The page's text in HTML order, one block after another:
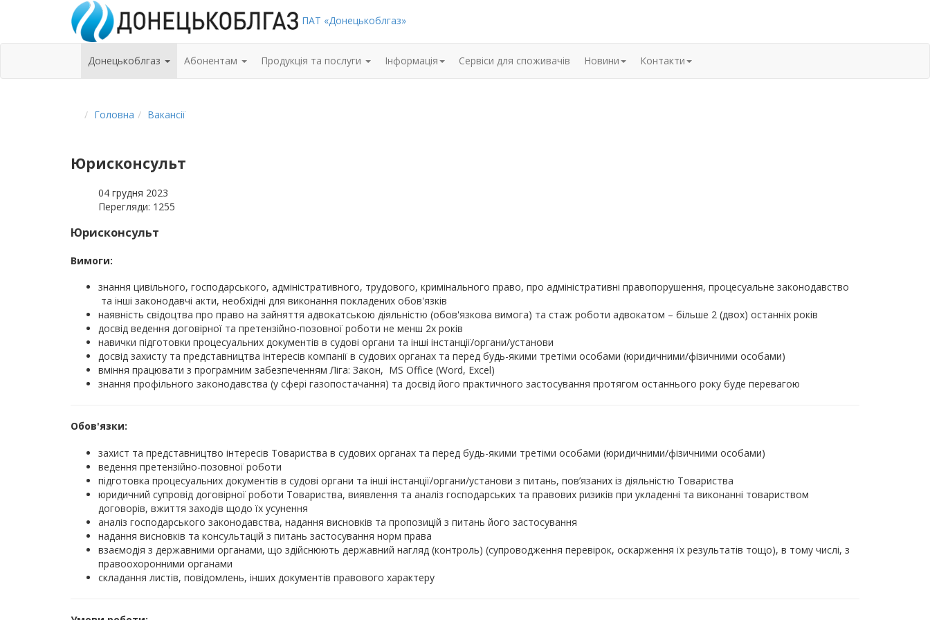
ПАТ «Донецькоблгаз»
Донецькоблгаз Абoнентам Продукція та послуги Інформацiя Сервіси для споживачів Новини Контакти
Головна Вакансiї
Юрисконсульт
04 грудня 2023
Перегляди: 1255
Юрисконсульт
Вимоги:
знання цивільного, господарського, адміністративного, трудового, кримінального право, про адміністративні правопорушення, процесуальне законодавство
та інші законодавчі акти, необхідні для виконання покладених обов'язків
наявність свідоцтва про право на зайняття адвокатською діяльністю (обов'язкова вимога) та стаж роботи адвокатом – більше 2 (двох) останніх років
досвід ведення договірної та претензійно-позовної роботи не менш 2х років
навички підготовки процесуальних документів в судові органи та інші інстанції/органи/установи
досвід захисту та представництва інтересів компанії в судових органах та перед будь-якими третіми особами (юридичними/фізичними особами)
вміння працювати з програмним забезпеченням Ліга: Закон, MS Office (Word, Excel)
знання профільного законодавства (у сфері газопостачання) та досвід його практичного застосування протягом останнього року буде перевагою
Обов'язки:
захист та представництво інтересів Товариства в судових органах та перед будь-якими третіми особами (юридичними/фізичними особами)
ведення претензійно-позовної роботи
підготовка процесуальних документів в судові органи та інші інстанції/органи/установи з питань, пов’язаних із діяльністю Товариства
юридичний супровід договірної роботи Товариства, виявлення та аналіз господарських та правових ризиків при укладенні та виконанні товариством
договорів, вжиття заходів щодо їх усунення
аналіз господарського законодавства, надання висновків та пропозицій з питань його застосування
надання висновків та консультацій з питань застосування норм права
взаємодія з державними органами, що здійснюють державний нагляд (контроль) (супроводження перевірок, оскарження їх результатів тощо), в тому числі, з
правоохоронними органами
складання листів, повідомлень, інших документів правового характеру